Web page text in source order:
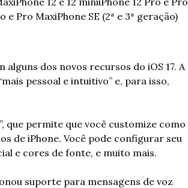
e Pro MaxiPhone SE (2ª e 3ª geração)
dos novos recursos do iOS 17. A
pessoal e intuitivo” e, para isso,
que permite que você customize como
de iPhone. Você pode configurar seu
e cores de fonte, e muito mais.
suporte para mensagens de voz